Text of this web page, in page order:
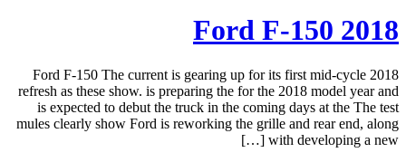
2018 Ford F-150
2018 Ford F-150 The current is gearing up for its first mid-cycle
refresh as these show. is preparing the for the 2018 model year and
is expected to debut the truck in the coming days at the The test
mules clearly show Ford is reworking the grille and rear end, along
with developing a new […]